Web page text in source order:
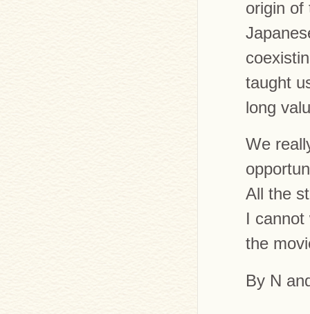
origin of
taught
long
We
All the
I cannot
the
By N